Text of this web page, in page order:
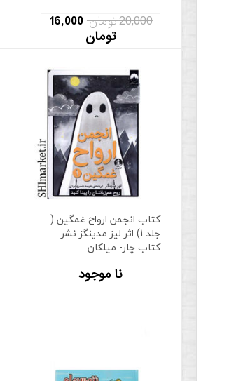
20,000 تومان
16,000
تومان
کتاب انجمن ارواح غمگین (
جلد 1) اثر لیز مدینگز نشر
کتاب چار- میلکان
نا موجود